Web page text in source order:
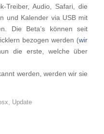
Treiber, Audio, Safari, die
und Kalender via USB mit
Die Beta’s können seit
bezogen werden (wir
die erste, welche über
werden, werden wir sie
, Update